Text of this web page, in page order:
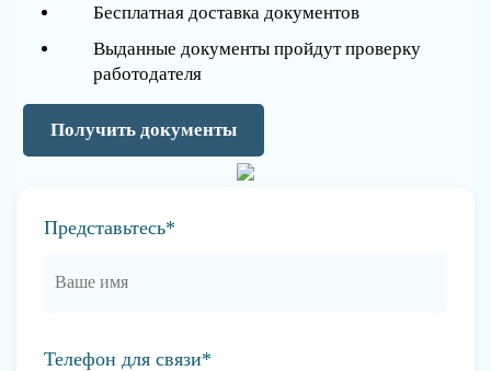
Бесплатная доставка документов
Выданные документы пройдут проверку
работодателя
Получить документы
Представьтесь*
Телефон для связи*